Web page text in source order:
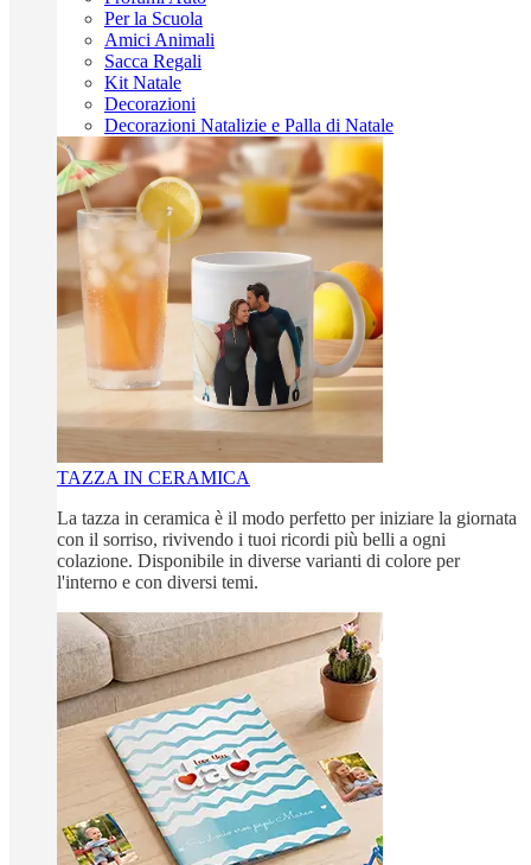
Per la Scuola
Amici Animali
Sacca Regali
Kit Natale
Decorazioni
Decorazioni Natalizie e Palla di Natale
TAZZA IN CERAMICA
La tazza in ceramica è il modo perfetto per iniziare la giornata
con il sorriso, rivivendo i tuoi ricordi più belli a ogni
colazione. Disponibile in diverse varianti di colore per
l'interno e con diversi temi.